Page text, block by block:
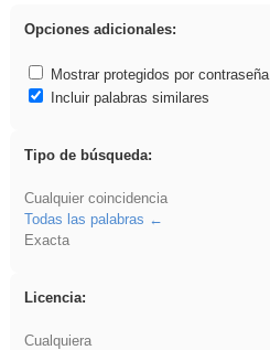
Opciones adicionales:
Mostrar protegidos por contraseña
Incluir palabras similares
Tipo de búsqueda:
Cualquier coincidencia
Todas las palabras
Exacta
Licencia:
Cualquiera